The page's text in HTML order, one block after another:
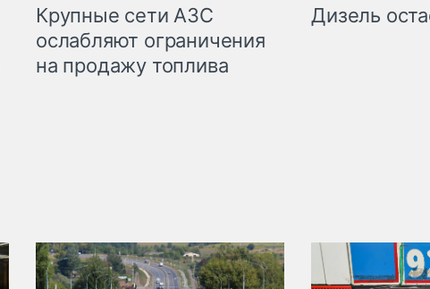
Крупные сети АЗС
ослабляют ограничения
на продажу топлива
Дизель